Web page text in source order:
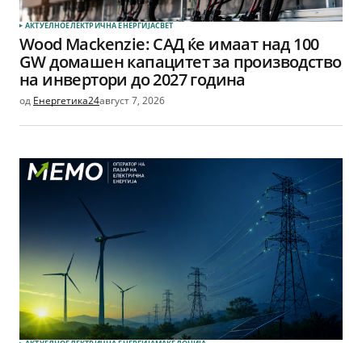
АКТУЕЛНОЕЛЕКТРИЧНА ЕНЕРГИЈАСВЕТ
Wood Mackenzie: САД ќе имаат над 100
GW домашен капацитет за производство
на инвертори до 2027 година
од Енергетика24август 7, 2026